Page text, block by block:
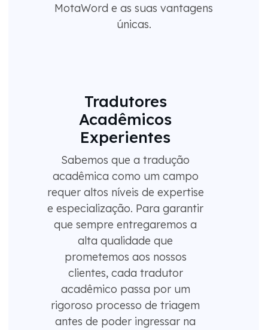
MotaWord e as suas vantagens
únicas.
Tradutores
Acadêmicos
Experientes
Sabemos que a tradução
acadêmica como um campo
requer altos níveis de expertise
e especialização. Para garantir
que sempre entregaremos a
alta qualidade que
prometemos aos nossos
clientes, cada tradutor
acadêmico passa por um
rigoroso processo de triagem
antes de poder ingressar na